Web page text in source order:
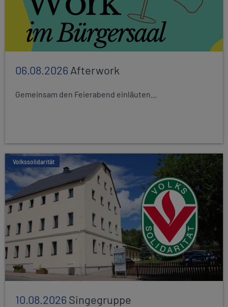
06.08.2026Afterwork
Gemeinsam den Feierabend einläuten...
Volkssolidarität
10.08.2026Singegruppe